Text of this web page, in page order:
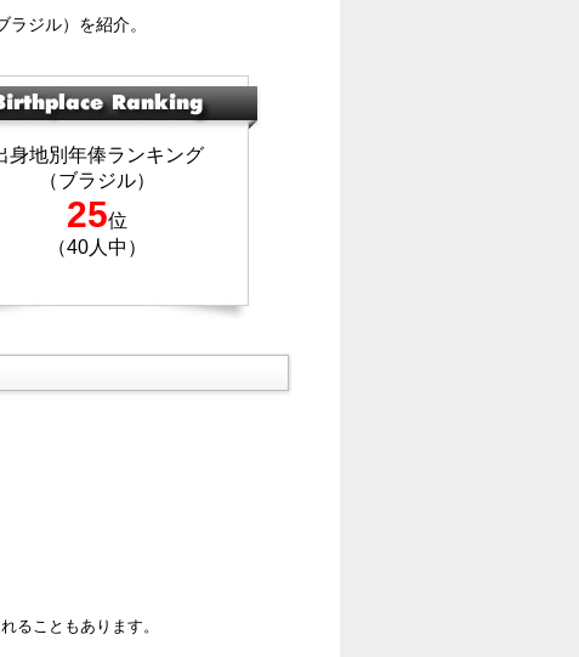
ジル）を紹介。
身地別年俸ランキング
（ブラジル）
25位
（40人中）
ることもあります。